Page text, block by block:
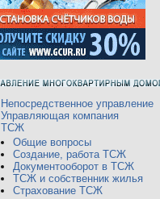
Непосредственное управление
Управляющая компания
ТСЖ
Общие вопросы
Создание, работа ТСЖ
Документооборот в ТСЖ
ТСЖ и собственник жилья
Страхование ТСЖ